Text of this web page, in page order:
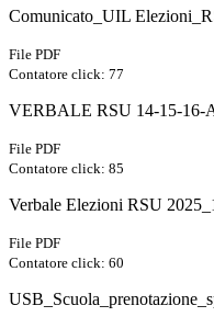
Comunicato_UIL
File PDF
Contatore click: 77
VERBALE RSU 14-15-16-
File PDF
Contatore click: 85
Verbale Elezioni RSU
File PDF
Contatore click: 60